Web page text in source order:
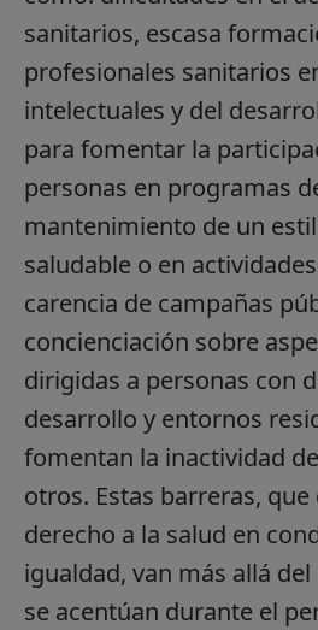
sanitarios, escasa
profesionales sanitarios
intelectuales y del
para fomentar la
personas en programas
mantenimiento de un
saludable o en
carencia de campañas
concienciación sobre
dirigidas a personas con
desarrollo y entornos
fomentan la inactividad
otros. Estas barreras,
derecho a la salud en
igualdad, van más allá
se acentúan durante el